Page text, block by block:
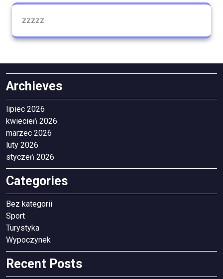
zzzzz
Archieves
lipiec 2026
kwiecień 2026
marzec 2026
luty 2026
styczeń 2026
Categories
Bez kategorii
Sport
Turystyka
Wypoczynek
Recent Posts